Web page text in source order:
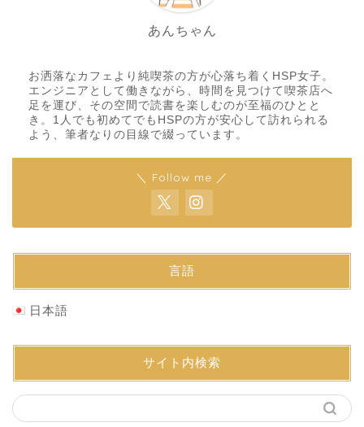
あんちゃん
お洒落なカフェより純喫茶の方が心落ち着くHSP女子。
エンジニアとして働きながら、時間を見つけて喫茶店へ
足を運び、その空間で読書を楽しむのが至福のひとと
き。1人でも初めてでもHSPの方が安心して訪れられる
よう、筆者なりの目線で綴っています。
＼ Follow me ／
言語
日本語
サイト内検索